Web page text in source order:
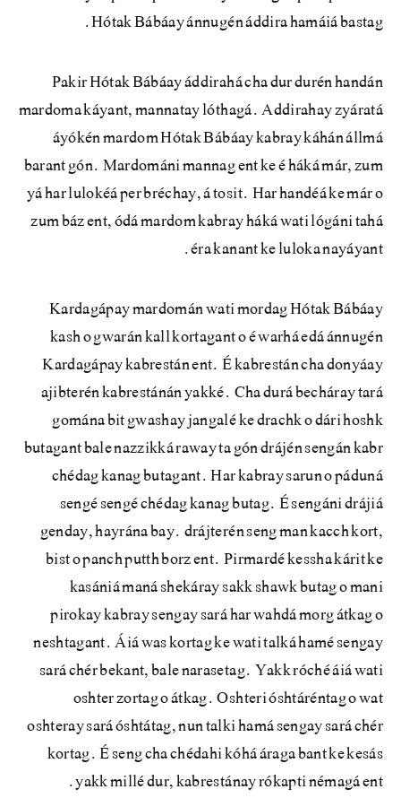
Hótak Bábáay ánnugén áddira hamáiá bastag.
Pakir Hótak Bábáay áddirahá cha dur durén handán
mardoma káyant, mannatay lóthagá. Addirahay zyáratá
áyókén mardom Hótak Bábáay kabray káhán állmá
barant gón. Mardománi mannag ent ke é háká már, zum
yá har lulokéá per bréchay, á tosit. Har handéá ke már o
zum báz ent, ódá mardom kabray háká wati lógáni tahá
éra kanant ke luloka nayáyant.
Kardagápay mardomán wati mordag Hótak Bábáay
kash o gwarán kall kortagant o é warhá edá ánnugén
Kardagápay kabrestán ent. É kabrestán cha donyáay
ajibterén kabrestánán yakké. Cha durá becháray tará
gomána bit gwashay jangalé ke drachk o dári hoshk
butagant bale nazzikká raway ta gón drájén sengán kabr
chédag kanag butagant. Har kabray sarun o páduná
sengé sengé chédag kanag butag. É sengáni drájiá
genday, hayrána bay. drájterén seng man kacch kort,
bist o panch putth borz ent. Pirmardé kessha kárit ke
kasániá maná shekáray sakk shawk butag o mani
pirokay kabray sengay sará har wahdá morg átkag o
neshtagant. Áiá was kortag ke wati talká hamé sengay
sará chér bekant, bale narasetag. Yakk róché áiá wati
oshter zortag o átkag. Oshteri óshtáréntag o wat
oshteray sará óshtátag, nun talki hamá sengay sará chér
kortag. É seng cha chédahi kóhá áraga bant ke kesás
yakk millé dur, kabrestánay rókapti némagá ent.